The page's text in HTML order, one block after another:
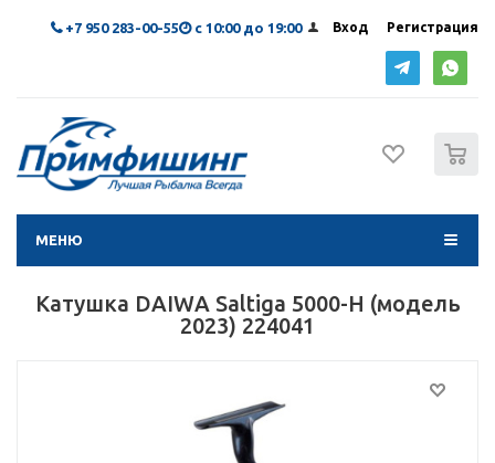
Вход Регистрация
+7 950 283-00-55 с 10:00 до 19:00
МЕНЮ
Катушка DAIWA Saltiga 5000-H (модель
2023) 224041